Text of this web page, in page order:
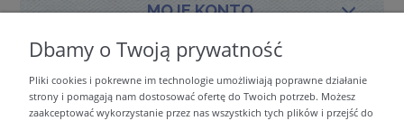
MOJE KONTO
PŁATNOŚCI I DOSTAWA
Dbamy o Twoją prywatność
Pliki cookies i pokrewne im technologie umożliwiają poprawne działanie
strony i pomagają nam dostosować ofertę do Twoich potrzeb. Możesz
zaakceptować wykorzystanie przez nas wszystkich tych plików i przejść do